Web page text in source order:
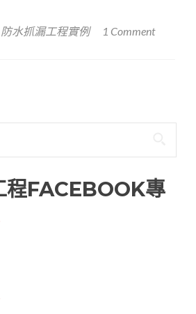
防水抓漏工程實例 1 Comment
程FACEBOOK專